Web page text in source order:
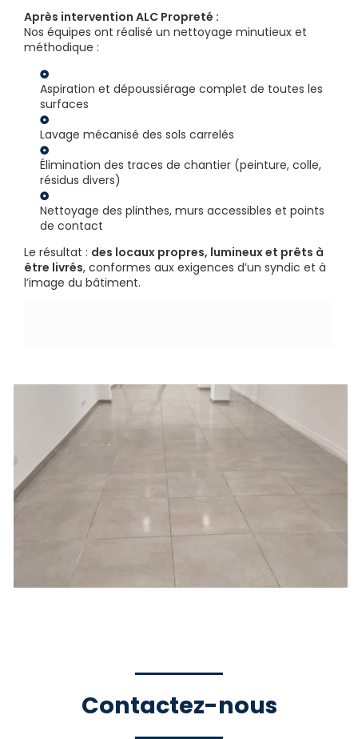
Après intervention ALC Propreté :
Nos équipes ont réalisé un nettoyage minutieux et
méthodique :
Aspiration et dépoussiérage complet de toutes les
surfaces
Lavage mécanisé des sols carrelés
Élimination des traces de chantier (peinture, colle,
résidus divers)
Nettoyage des plinthes, murs accessibles et points
de contact
Le résultat : des locaux propres, lumineux et prêts à
être livrés, conformes aux exigences d’un syndic et à
l’image du bâtiment.
Contactez-nous